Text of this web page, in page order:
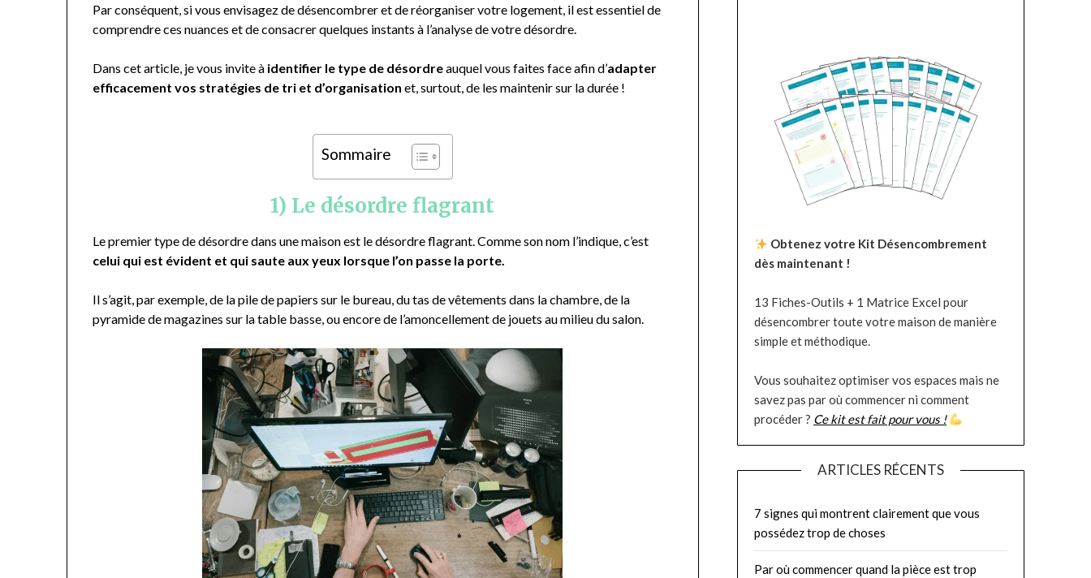
Par conséquent, si vous envisagez de désencombrer et de réorganiser votre logement, il est essentiel de
comprendre ces nuances et de consacrer quelques instants à l’analyse de votre désordre.
Dans cet article, je vous invite à identifier le type de désordreauquel vous faites face afin d’adapter
efficacement vos stratégies de tri et d’organisation et, surtout, de les maintenir sur la durée !
Sommaire
1) Le désordre flagrant
Le premier type de désordre dans une maison est le désordre flagrant. Comme son nom l’indique, c’est
celui qui est évident et qui saute aux yeux lorsque l’on passe la porte.
Il s’agit, par exemple, de la pile de papiers sur le bureau, du tas de vêtements dans la chambre, de la
pyramide de magazines sur la table basse, ou encore de l’amoncellement de jouets au milieu du salon.
Obtenez votre Kit Désencombrement
dès maintenant !
13 Fiches-Outils + 1 Matrice Excel pour
désencombrer toute votre maison de manière
simple et méthodique.
Vous souhaitez optimiser vos espaces mais ne
savez pas par où commencer ni comment
procéder ? Ce kit est fait pour vous !
ARTICLES RÉCENTS
7 signes qui montrent clairement que vous
possédez trop de choses
Par où commencer quand la pièce est trop